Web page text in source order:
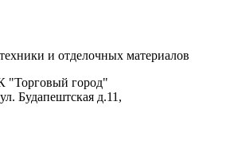
и отделочных материалов
"Торговый город"
Будапештская д.11,